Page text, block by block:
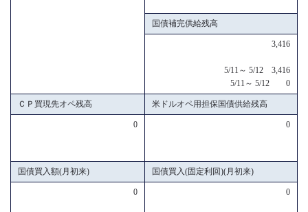
国債補完供給残高
3,416
5/11～ 5/12 3,416
5/11～ 5/12 0
ＣＰ買現先オペ残高 米ドルオペ用担保国債供給残高
0 0
国債買入額(月初来) 国債買入(固定利回)(月初来)
0 0